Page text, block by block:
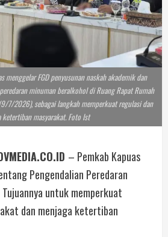
menggelar FGD penyusunan naskah akademik dan
minuman beralkohol di Ruang Rapat Rumah
7/2026), sebagai langkah memperkuat regulasi dan
ketertiban masyarakat. Foto Ist
– Pemkab Kapuas
Pengendalian Peredaran
untuk memperkuat
dan menjaga ketertiban